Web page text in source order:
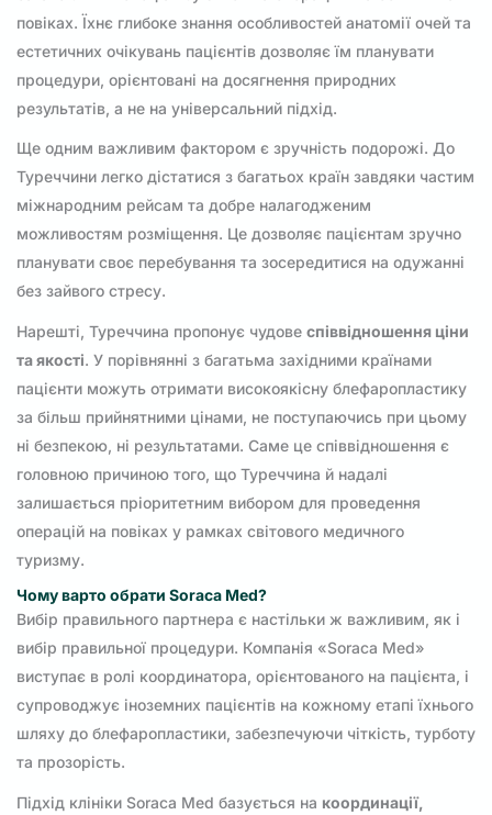
повіках. Їхнє глибоке знання особливостей анатомії очей та
естетичних очікувань пацієнтів дозволяє їм планувати
процедури, орієнтовані на досягнення природних
результатів, а не на універсальний підхід.
Ще одним важливим фактором є зручність подорожі. До
Туреччини легко дістатися з багатьох країн завдяки частим
міжнародним рейсам та добре налагодженим
можливостям розміщення. Це дозволяє пацієнтам зручно
планувати своє перебування та зосередитися на одужанні
без зайвого стресу.
Нарешті, Туреччина пропонує чудове співвідношення ціни
та якості. У порівнянні з багатьма західними країнами
пацієнти можуть отримати високоякісну блефаропластику
за більш прийнятними цінами, не поступаючись при цьому
ні безпекою, ні результатами. Саме це співвідношення є
головною причиною того, що Туреччина й надалі
залишається пріоритетним вибором для проведення
операцій на повіках у рамках світового медичного
туризму.
Чому варто обрати Soraca Med?
Вибір правильного партнера є настільки ж важливим, як і
вибір правильної процедури. Компанія «Soraca Med»
виступає в ролі координатора, орієнтованого на пацієнта, і
супроводжує іноземних пацієнтів на кожному етапі їхнього
шляху до блефаропластики, забезпечуючи чіткість, турботу
та прозорість.
Підхід клініки Soraca Med базується на координації,